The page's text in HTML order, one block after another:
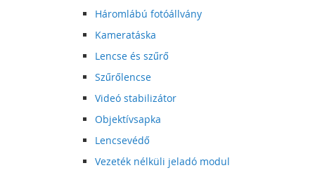
Háromlábú fotóállvány
Kameratáska
Lencse és szűrő
Szűrőlencse
Videó stabilizátor
Objektívsapka
Lencsevédő
Vezeték nélküli jeladó modul